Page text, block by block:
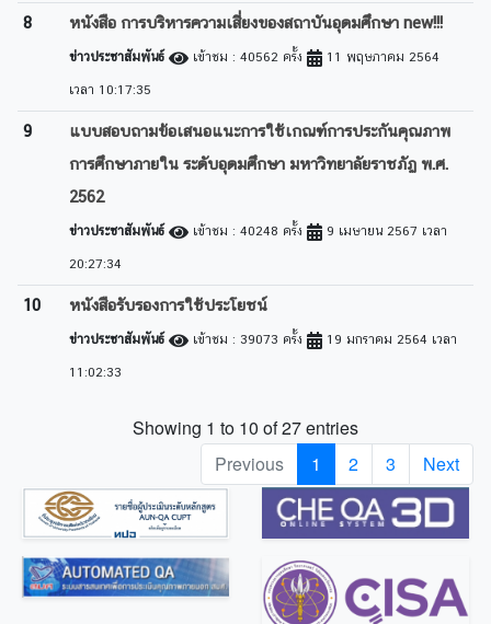
8 หนังสือ การบริหารความเสี่ยงของสถาบันอุดมศึกษา new!!!
ข่าวประชาสัมพันธ์ เข้าชม : 40562 ครั้ง
11 พฤษภาคม 2564
เวลา 10:17:35
9
แบบสอบถามข้อเสนอแนะการใช้เกณฑ์การประกันคุณภาพ
การศึกษาภายใน ระดับอุดมศึกษา มหาวิทยาลัยราชภัฏ พ.ศ.
2562
ข่าวประชาสัมพันธ์ เข้าชม : 40248 ครั้ง
9 เมษายน 2567 เวลา
20:27:34
10 หนังสือรับรองการใช้ประโยชน์
ข่าวประชาสัมพันธ์ เข้าชม : 39073 ครั้ง
19 มกราคม 2564 เวลา
11:02:33
Showing 1 to 10 of 27 entries
Previous
1 2 3 Next